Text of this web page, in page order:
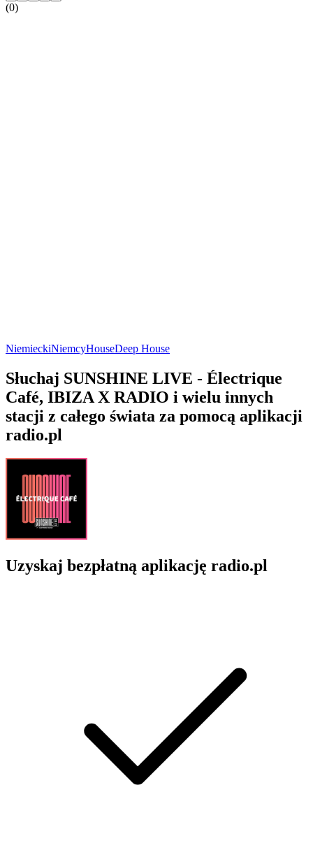
(0)
NiemieckiNiemcyHouseDeep House
Słuchaj SUNSHINE LIVE - Électrique
Café, IBIZA X RADIO i wielu innych
stacji z całego świata za pomocą aplikacji
radio.pl
Uzyskaj bezpłatną aplikację radio.pl